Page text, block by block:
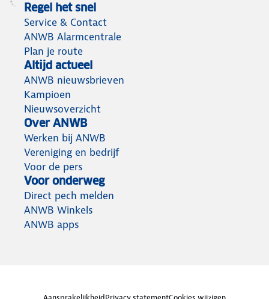
Regel het snel
Service & Contact
ANWB Alarmcentrale
Plan je route
Altijd actueel
ANWB nieuwsbrieven
Kampioen
Nieuwsoverzicht
Over ANWB
Werken bij ANWB
Vereniging en bedrijf
Voor de pers
Voor onderweg
Direct pech melden
ANWB Winkels
ANWB apps